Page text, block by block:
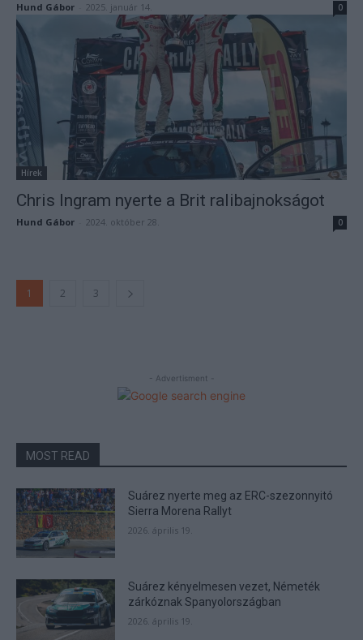
Hund Gábor 2025. január 14. 0
Hírek
Chris Ingram nyerte a Brit ralibajnokságot
Hund Gábor 2024. október 28. 0
1 2 3
- Advertisment -
MOST READ
Suárez nyerte meg az ERC-szezonnyitó
Sierra Morena Rallyt
2026. április 19.
Suárez kényelmesen vezet, Németék
zárkóznak Spanyolországban
2026. április 19.